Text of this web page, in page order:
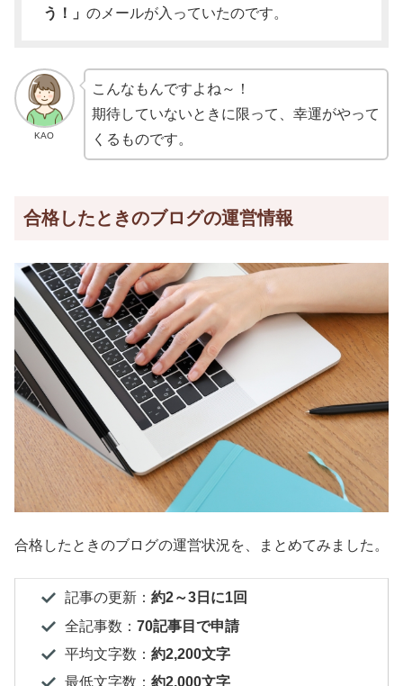
う！」 のメールが入っていたのです。
KAO
こんなもんですよね～！
期待していないときに限って、幸運がやって
くるものです。
合格したときのブログの運営情報
合格したときのブログの運営状況を、まとめてみました。
記事の更新： 約2～3日に1回
全記事数： 70記事目で申請
平均文字数： 約2,200文字
最低文字数： 約2,000文字